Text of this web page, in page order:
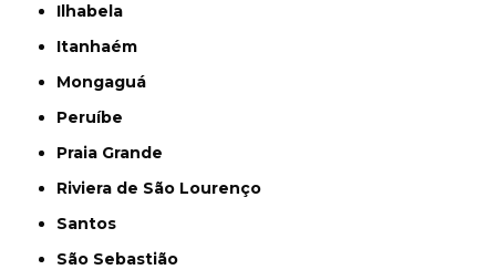
Ilhabela
Itanhaém
Mongaguá
Peruíbe
Praia Grande
Riviera de São Lourenço
Santos
São Sebastião